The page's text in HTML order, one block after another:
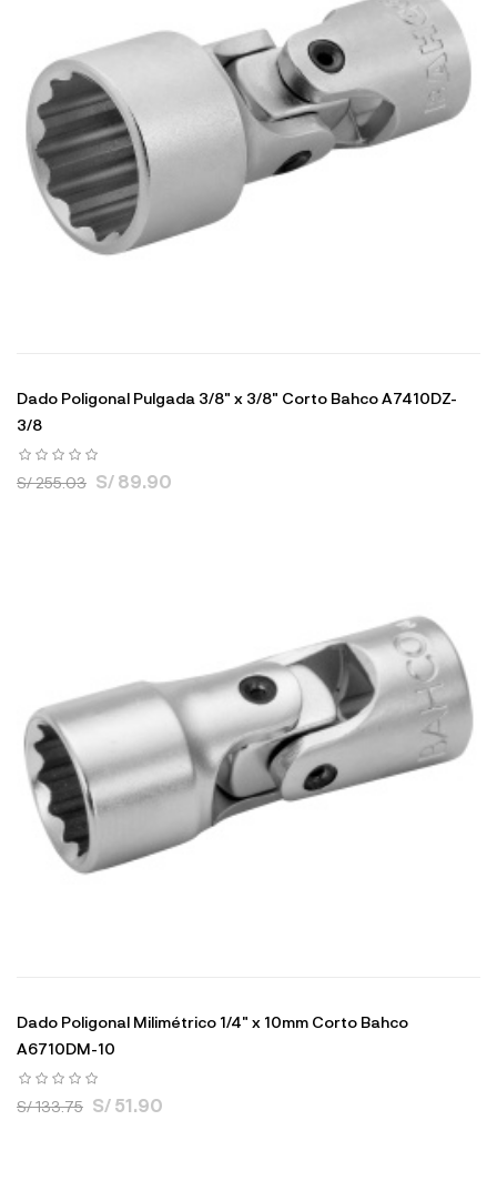
Dado Poligonal Pulgada 3/8" x 3/8" Corto Bahco A7410DZ-
3/8
S/ 255.03 S/ 89.90
Dado Poligonal Milimétrico 1/4" x 10mm Corto Bahco
A6710DM-10
S/ 133.75 S/ 51.90